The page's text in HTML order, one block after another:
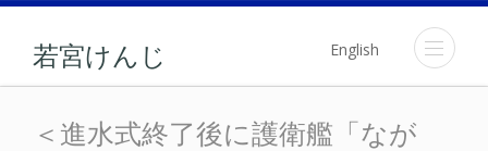
若宮けんじ English
＜進水式終了後に護衛艦
＜進水式終了後に護衛艦「なが